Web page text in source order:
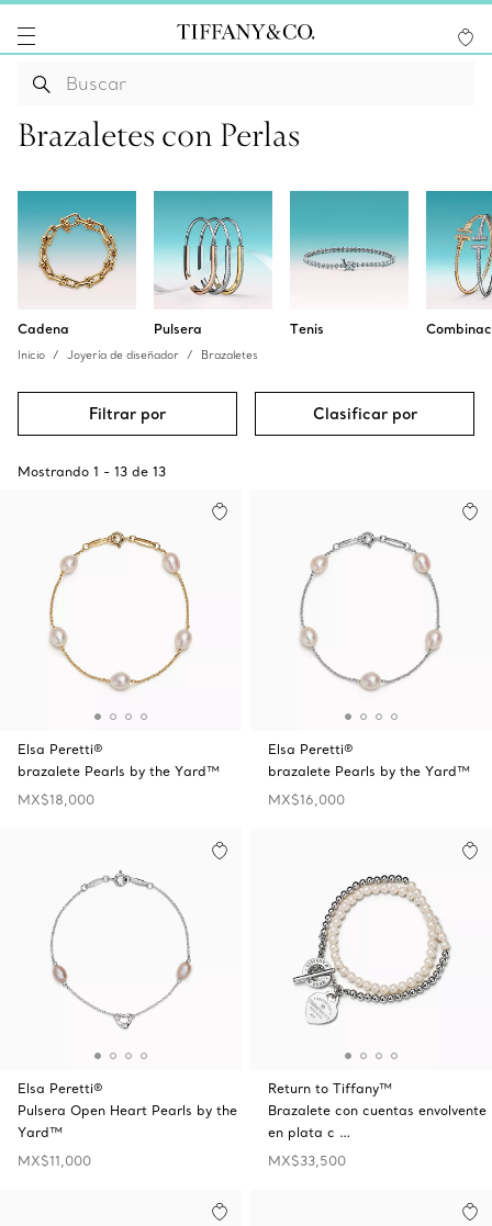
Brazaletes con Perlas
Cadena Pulsera Tenis
Inicio Joyería de diseñador Brazaletes
Filtrar por Clasificar por
Mostrando 1 - 13 de 13
Elsa Peretti®
brazalete Pearls by the Yard™
MX$18,000
Elsa Peretti®
brazalete Pearls by the Yard™
MX$16,000
Elsa Peretti®
Pulsera Open Heart Pearls by the
Yard™
MX$11,000
Return to Tiffany™
Brazalete con cuentas envolvente
en plata c …
MX$33,500